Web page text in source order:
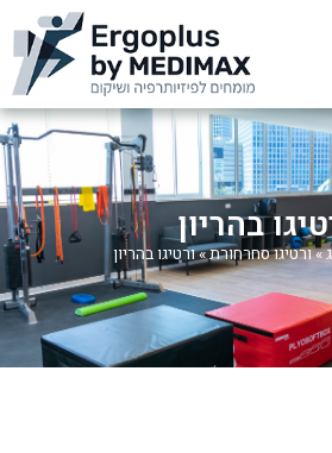
בהריון
»ורטיגו סחרחורת»ורטיגו בהריון